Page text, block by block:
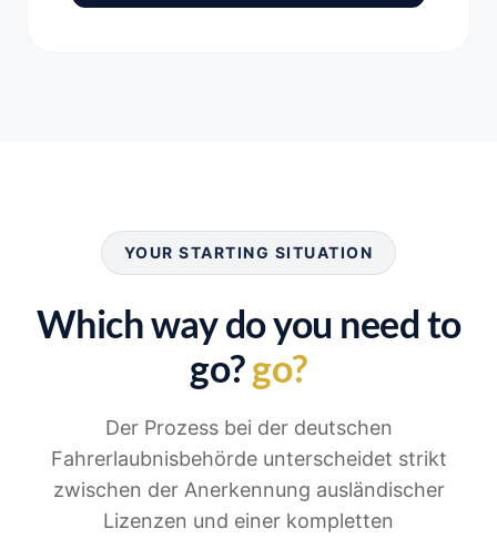
YOUR STARTING SITUATION
Which way do you need to
go?go?
Der Prozess bei der deutschen
Fahrerlaubnisbehörde unterscheidet strikt
zwischen der Anerkennung ausländischer
Lizenzen und einer kompletten